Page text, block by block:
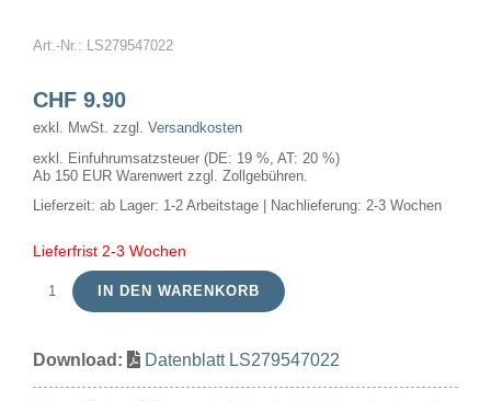
Art.-Nr.: LS279547022
CHF9.90
exkl. MwSt. zzgl. Versandkosten
exkl. Einfuhrumsatzsteuer (DE: 19 %, AT: 20 %)
Ab 150 EUR Warenwert zzgl. Zollgebühren.
Lieferzeit: ab Lager: 1-2 Arbeitstage | Nachlieferung: 2-3 Wochen
Lieferfrist 2-3 Wochen
LED
Slim
IN DEN WARENKORB
Download: Datenblatt LS279547022